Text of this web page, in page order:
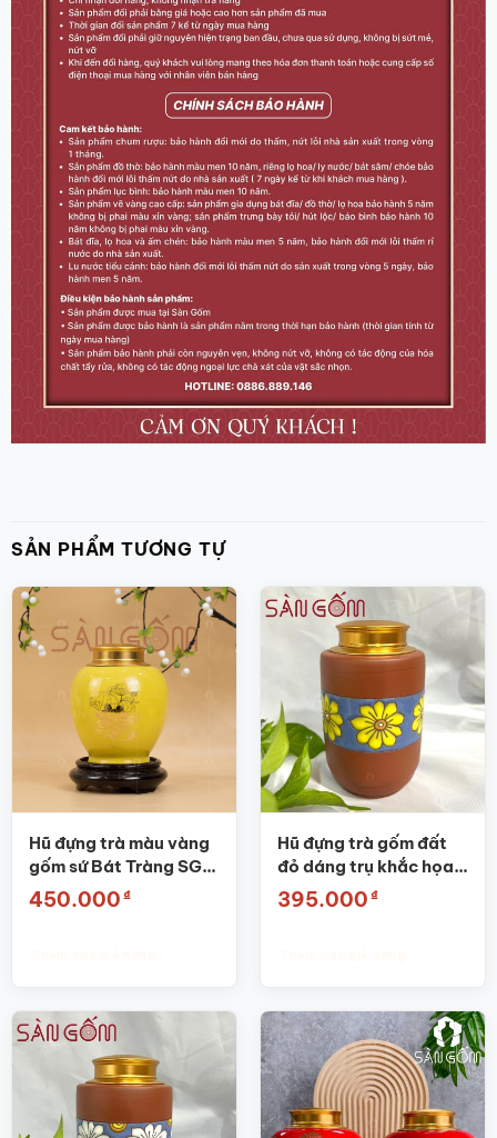
SẢN PHẨM TƯƠNG TỰ
Hũ đựng trà màu vàng
gốm sứ Bát Tràng SG-
BĐT03
450.000 ₫
Hũ đựng trà gốm đất
đỏ dáng trụ khắc họa
tiết hoa Bát Tràng SG-
BĐT55
395.000 ₫